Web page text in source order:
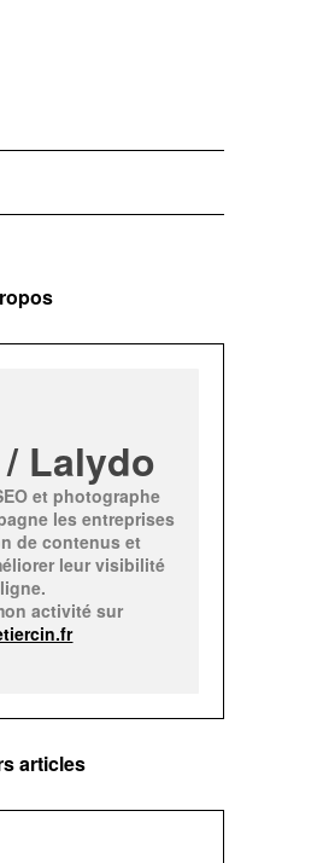
Lalydo
et photographe
les entreprises
de contenus et
leur visibilité
activité sur
articles